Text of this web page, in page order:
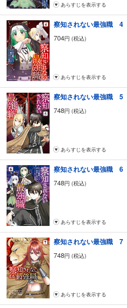
あらすじを表示する
察知されない最強職 4
704円 (税込)
あらすじを表示する
察知されない最強職 5
748円 (税込)
あらすじを表示する
察知されない最強職 6
748円 (税込)
あらすじを表示する
察知されない最強職 7
748円 (税込)
あらすじを表示する